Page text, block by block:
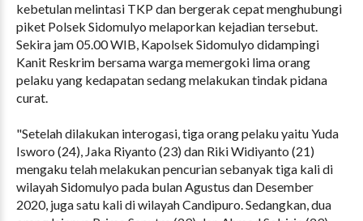
kebetulan melintasi TKP dan bergerak cepat menghubungi
piket Polsek Sidomulyo melaporkan kejadian tersebut.
Sekira jam 05.00 WIB, Kapolsek Sidomulyo didampingi
Kanit Reskrim bersama warga memergoki lima orang
pelaku yang kedapatan sedang melakukan tindak pidana
curat.
"Setelah dilakukan interogasi, tiga orang pelaku yaitu Yuda
Isworo (24), Jaka Riyanto (23) dan Riki Widiyanto (21)
mengaku telah melakukan pencurian sebanyak tiga kali di
wilayah Sidomulyo pada bulan Agustus dan Desember
2020, juga satu kali di wilayah Candipuro. Sedangkan, dua